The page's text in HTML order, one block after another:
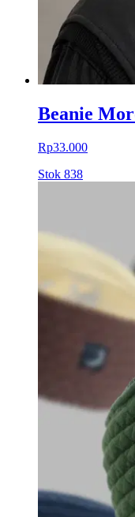
Beanie
Rp33.000
Stok 838